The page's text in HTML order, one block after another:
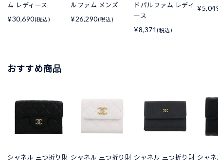
ム レディース
¥30,690(税込)
ルファム メンズ
¥26,290(税込)
ドパルファム レディ
ース
¥8,371 (税込)
おすすめ商品
シャネル 三つ折り財 シャネル 三つ折り財 シャネル 三つ折り財 シャ